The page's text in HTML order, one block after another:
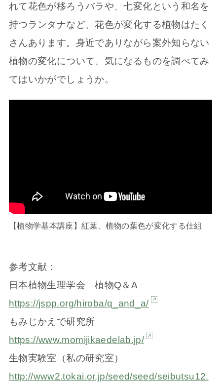
れて花色が移ろうバラや、七変化という和名を
持つランタナなど、花色が変化する植物はたく
さんあります。身近でありながら案外知らない
植物の変化について、気になるものを調べてみ
てはいかがでしょうか。
【植物学基本講座】紅葉、植物の葉色が変化する仕組
参考文献：
日本植物生理学会 植物Q＆A
https://jspp.org/hiroba/q_and_a/
もみじかえで研究所
https://www.momijikaedelab.jp/
生物実験室（私の研究室）
http://www2.tokai.or.jp/seed/seed/seibutsu12.